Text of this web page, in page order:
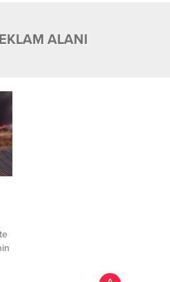
ALANI